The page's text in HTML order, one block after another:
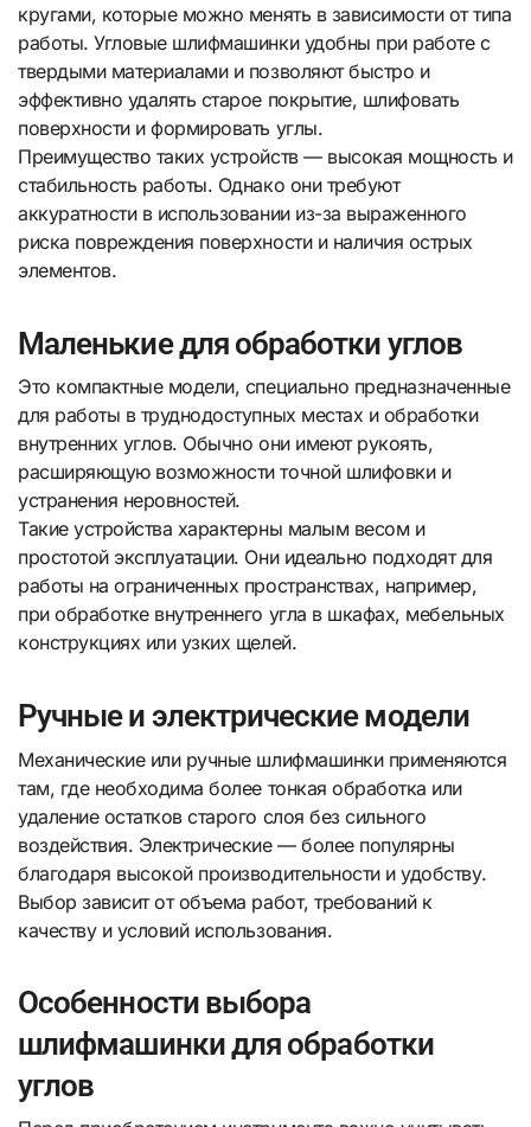
кругами, которые можно менять в зависимости от типа
работы. Угловые шлифмашинки удобны при работе с
твердыми материалами и позволяют быстро и
эффективно удалять старое покрытие, шлифовать
поверхности и формировать углы.
Преимущество таких устройств — высокая мощность и
стабильность работы. Однако они требуют
аккуратности в использовании из-за выраженного
риска повреждения поверхности и наличия острых
элементов.
Маленькие для обработки углов
Это компактные модели, специально предназначенные
для работы в труднодоступных местах и обработки
внутренних углов. Обычно они имеют рукоять,
расширяющую возможности точной шлифовки и
устранения неровностей.
Такие устройства характерны малым весом и
простотой эксплуатации. Они идеально подходят для
работы на ограниченных пространствах, например,
при обработке внутреннего угла в шкафах, мебельных
конструкциях или узких щелей.
Ручные и электрические модели
Механические или ручные шлифмашинки применяются
там, где необходима более тонкая обработка или
удаление остатков старого слоя без сильного
воздействия. Электрические — более популярны
благодаря высокой производительности и удобству.
Выбор зависит от объема работ, требований к
качеству и условий использования.
Особенности выбора
шлифмашинки для обработки
углов